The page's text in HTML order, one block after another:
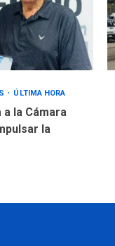
ÚLTIMA HORA
a la Cámara
la